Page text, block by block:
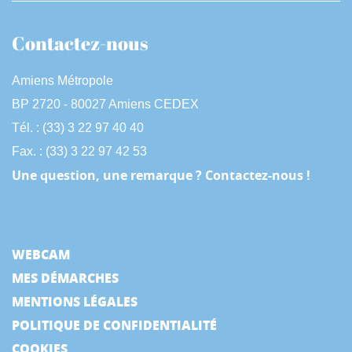
Contactez-nous
Amiens Métropole
BP 2720 - 80027 Amiens CEDEX
Tél. : (33) 3 22 97 40 40
Fax. : (33) 3 22 97 42 53
Une question, une remarque ? Contactez-nous !
WEBCAM
MES DÉMARCHES
MENTIONS LÉGALES
POLITIQUE DE CONFIDENTIALITÉ
COOKIES